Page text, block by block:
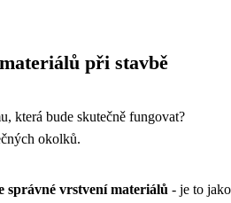
při stavbě
která bude skutečně fungovat?
okolků.
správné vrstvení materiálů - je to jako